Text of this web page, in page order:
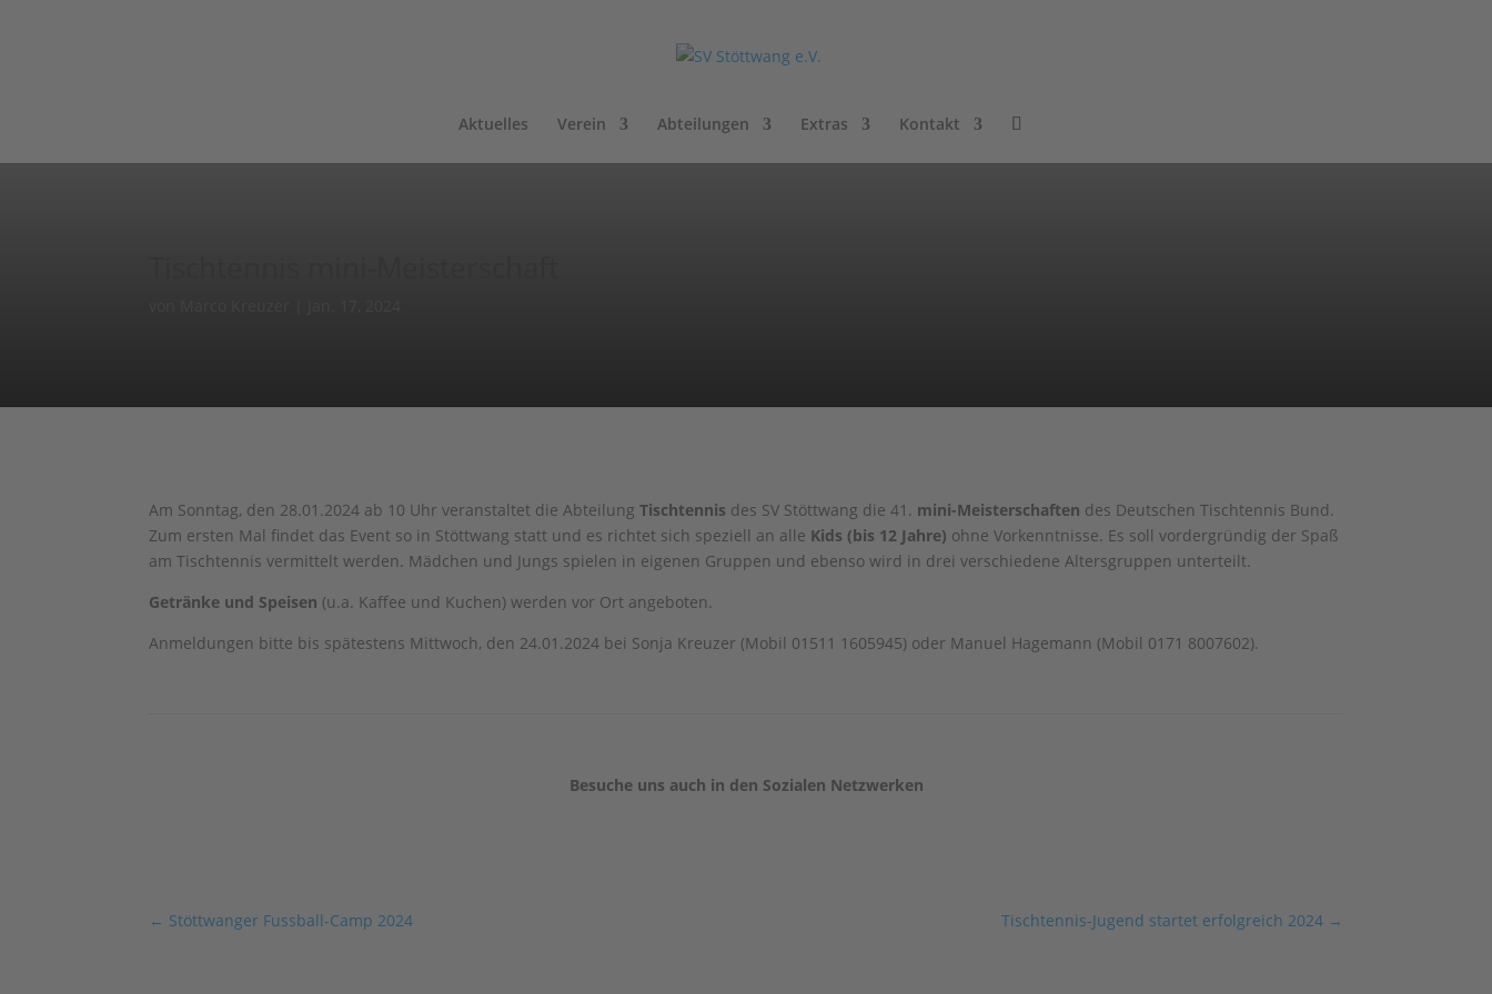
Aktuelles Verein Abteilungen Extras Kontakt
Am Sonntag, den 28.01.2024 ab 10 Uhr veranstaltet die AbteilungTischtennis des SV Stöttwang die 41. mini-Meisterschaften des Deutschen Tischtennis Bund.
Zum ersten Mal findet das Event so in Stöttwang statt und es richtet sich speziell an alle Kids (bis 12 Jahre) ohne Vorkenntnisse. Es soll vordergründig der Spaß
am Tischtennis vermittelt werden. Mädchen und Jungs spielen in eigenen Gruppen und ebenso wird in drei verschiedene Altersgruppen unterteilt.
Getränke und Speisen (u.a. Kaffee und Kuchen) werden vor Ort angeboten.
Anmeldungen bitte bis spätestens Mittwoch, den 24.01.2024 bei Sonja Kreuzer (Mobil 01511 1605945) oder Manuel Hagemann (Mobil 0171 8007602).
Besuche uns auch in den Sozialen Netzwerken
← Stöttwanger Fussball-Camp 2024 Tischtennis-Jugend startet erfolgreich 2024→